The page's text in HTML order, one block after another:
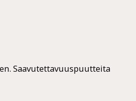
Saavutettavuuspuutteita